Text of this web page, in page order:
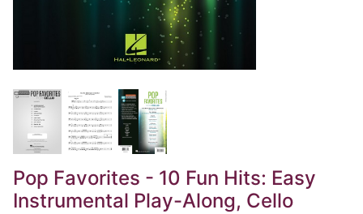
Pop Favorites - 10 Fun Hits: Easy
Instrumental Play-Along, Cello